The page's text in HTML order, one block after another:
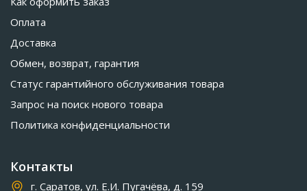
Оплата
Доставка
Обмен, возврат, гарантия
Статус гарантийного обслуживания товара
Запрос на поиск нового товара
Политика конфиденциальности
Контакты
г. Саратов, ул. Е.И. Пугачёва, д. 159